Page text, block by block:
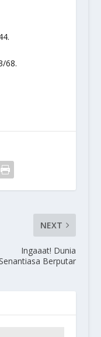
68.
NEXT
Ingaaat! Dunia
Berputar